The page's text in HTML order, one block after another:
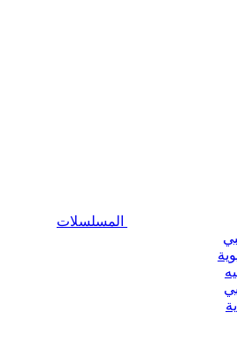
المسلسلات